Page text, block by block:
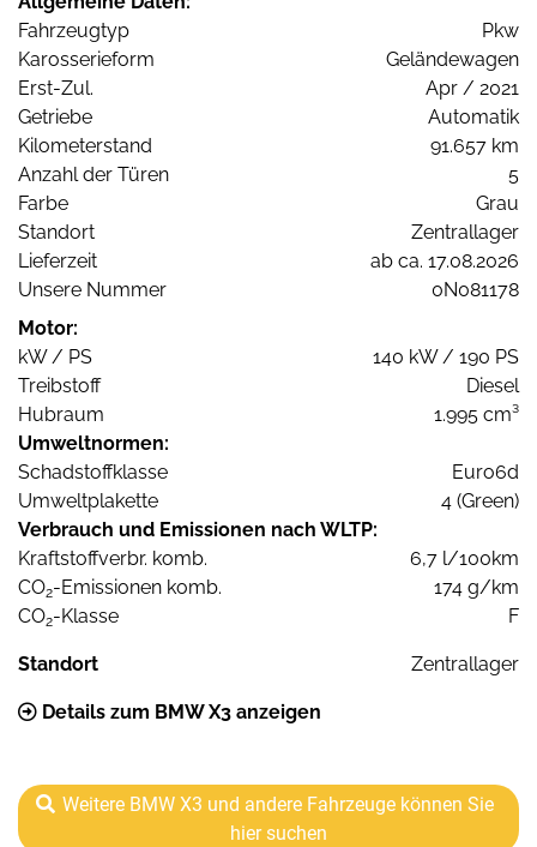
Fahrzeugtyp
Pkw
Karosserieform
Geländewagen
Erst-Zul.
Apr / 2021
Getriebe
Automatik
Kilometerstand
91.657 km
Anzahl der Türen
5
Farbe
Grau
Standort
Zentrallager
Lieferzeit
ab ca. 17.08.2026
Unsere Nummer
0N081178
Motor:
kW / PS
140 kW / 190 PS
Treibstoff
Diesel
Hubraum
1.995 cm³
Umweltnormen:
Schadstoffklasse
Euro6d
Umweltplakette
4 (Green)
Verbrauch und Emissionen nach WLTP:
Kraftstoffverbr. komb.
6,7 l/100km
CO2-Emissionen komb.
174 g/km
CO2-Klasse F
Standort Zentrallager
Details zum BMW X3 anzeigen
Weitere BMW X3 und andere Fahrzeuge können Sie
hier suchen